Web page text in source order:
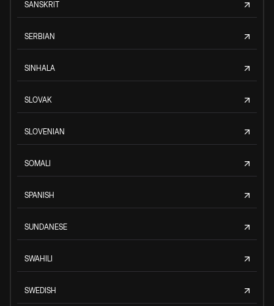
SANSKRIT
SERBIAN
SINHALA
SLOVAK
SLOVENIAN
SOMALI
SPANISH
SUNDANESE
SWAHILI
SWEDISH